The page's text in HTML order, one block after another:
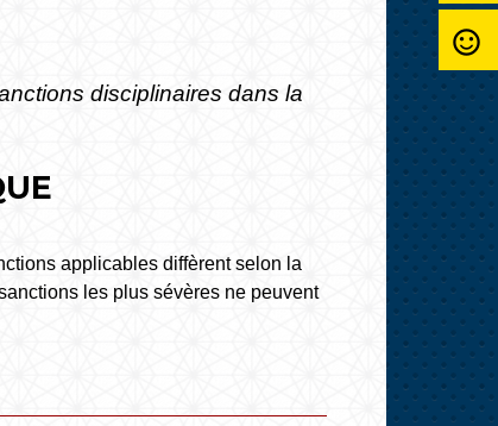
disciplinaires dans la
applicables diffèrent selon la
les plus sévères ne peuvent
sentiment_satisfied_alt